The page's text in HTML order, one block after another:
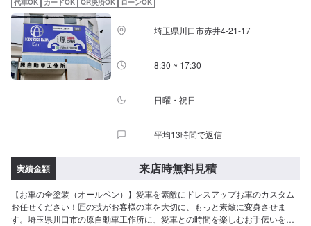
ります。※状況により貸出できかねる場合がございます。【パーツについて】
パーツ持ち込み・販売可能！持ち込み希望の方▶️オファーにてお車とパーツ
の詳細をお送りください。ご購入希望の方▶️オファーにて車種情報をお送り
ください。
代車OK カードOK QR決済OK ローンOK
埼玉県川口市赤井4-21-17
8:30 ~ 17:30
日曜・祝日
平均13時間で返信
実績金額 来店時無料見積
【お車の全塗装（オールペン）】愛車を素敵にドレスアップお車のカスタム
お任せください！匠の技がお客様の車を大切に、もっと素敵に変身させま
す。埼玉県川口市の原自動車工作所に、愛車との時間を楽しむお手伝いをさ